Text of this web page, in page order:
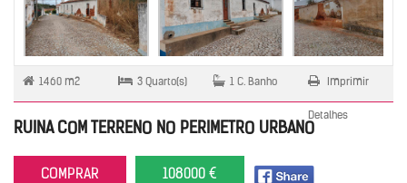
1460 m2 3 Quarto(s) 1 C. Banho Imprimir
Detalhes
RUINA COM TERRENO NO PERIMETRO URBANO
COMPRAR 108000 €